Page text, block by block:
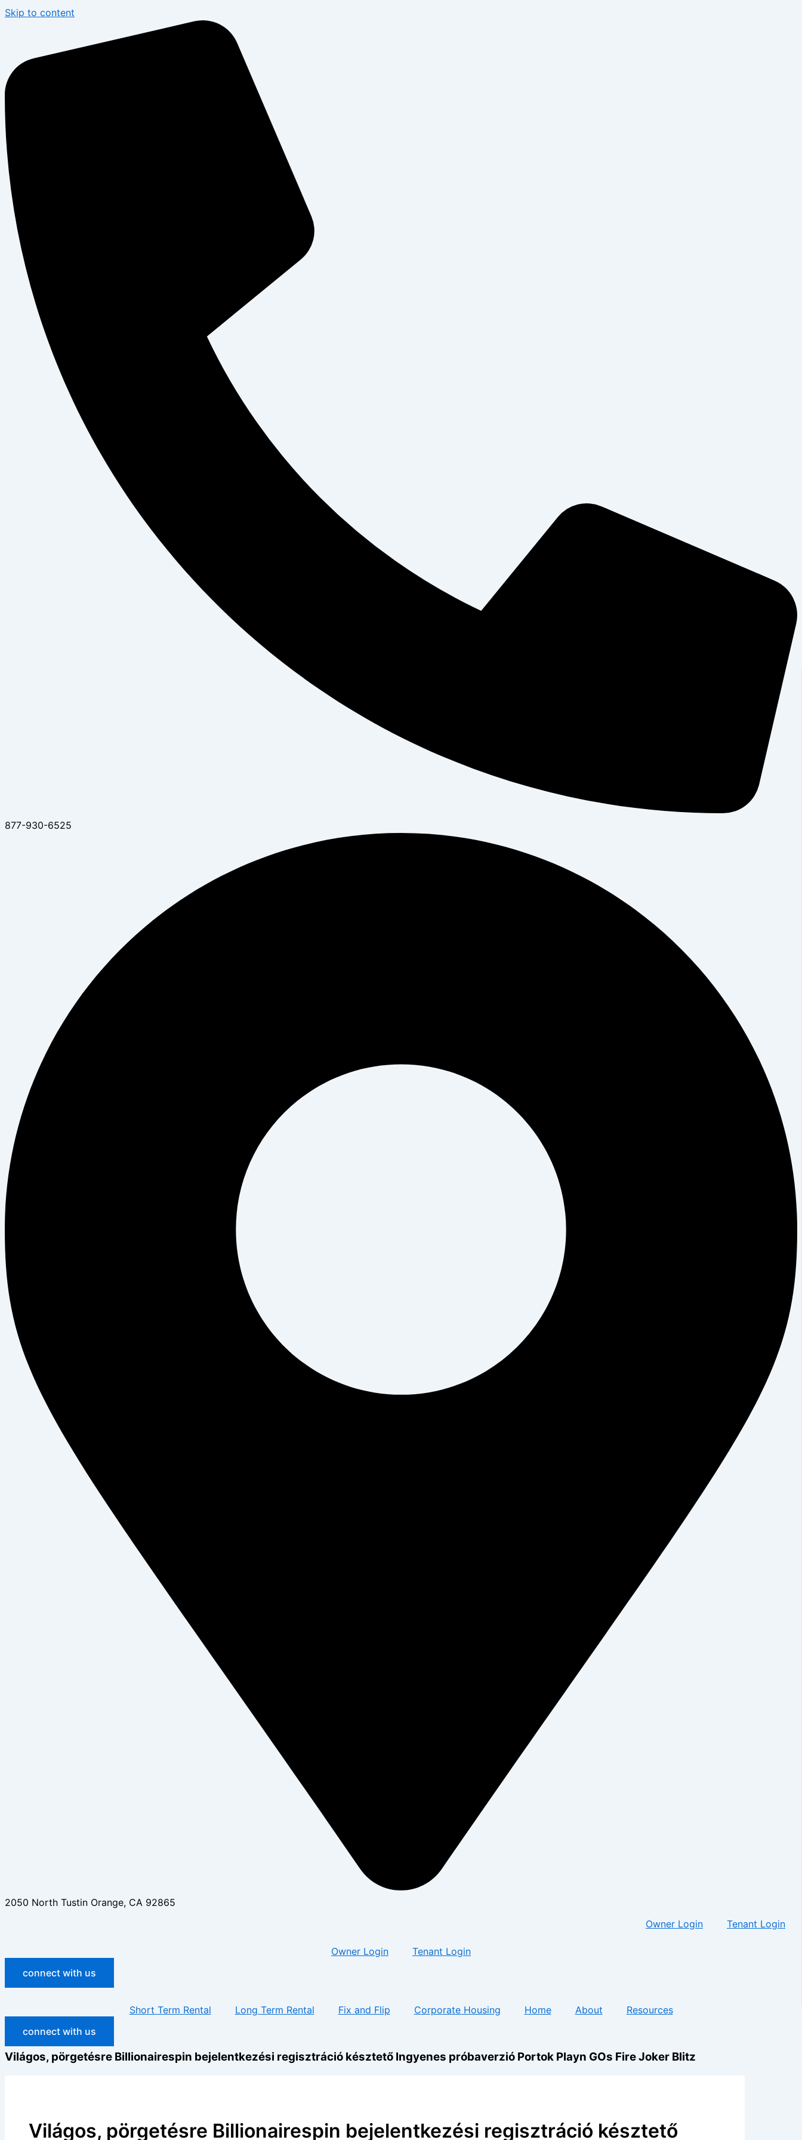
Skip to content
877-930-6525
2050 North Tustin Orange, CA 92865
Owner Login
Tenant Login
Owner Login
Tenant Login
connect with us
Short Term Rental Long Term Rental Fix and Flip Corporate Housing Home About
Resources
connect with us
Világos, pörgetésre Billionairespin bejelentkezési regisztráció késztető Ingyenes próbaverzió Portok Playn GOs Fire Joker Blitz
Világos, pörgetésre Billionairespin bejelentkezési regisztráció késztető